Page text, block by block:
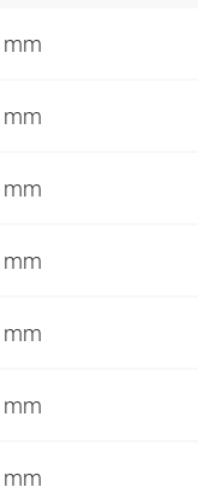
mm
mm
mm
mm
mm
mm
mm